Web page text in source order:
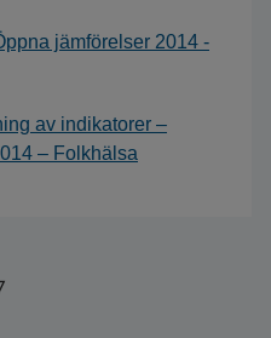
jämförelser 2014 -
av indikatorer –
– Folkhälsa